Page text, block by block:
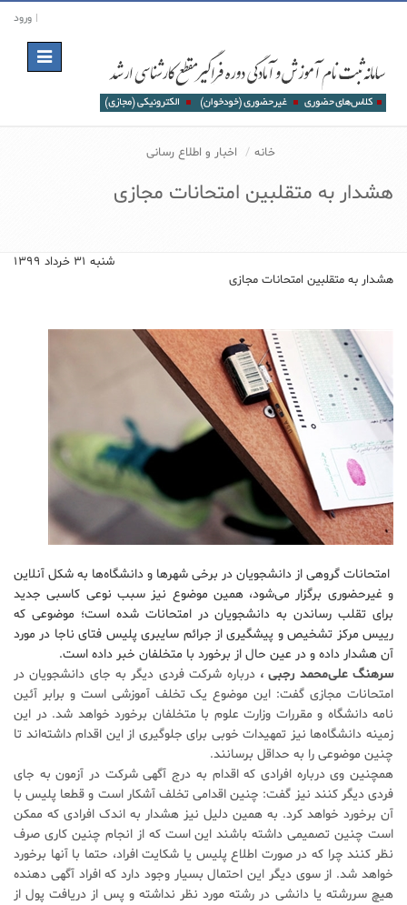
ورود
Toggle
navigation
خانه اخبار و اطلاع رسانی
هشدار به متقلبین امتحانات مجازی
شنبه ۳۱ خرداد ۱۳۹۹
هشدار به متقلبین امتحانات مجازی
امتحانات گروهی از دانشجویان در برخی شهرها و دانشگاه‌ها به شکل آنلاین
و غیرحضوری برگزار می‌شود، همین موضوع نیز سبب نوعی کاسبی جدید
برای تقلب رساندن به دانشجویان در امتحانات شده است؛ موضوعی که
رییس مرکز تشخیص و پیشگیری از جرائم سایبری پلیس فتای ناجا در مورد
آن هشدار داده و در عین حال از برخورد با متخلفان خبر داده است.
سرهنگ علی‌محمد رجبی ، درباره شرکت فردی دیگر به جای دانشجویان در
امتحانات مجازی گفت: این موضوع یک تخلف آموزشی است و برابر آئین
نامه دانشگاه و مقررات وزارت علوم با متخلفان برخورد خواهد شد. در این
زمینه دانشگاه‌ها نیز تمهیدات خوبی برای جلوگیری از این اقدام داشته‌اند تا
چنین موضوعی را به حداقل برسانند.
همچنین وی درباره افرادی که اقدام به درج آگهی شرکت در آزمون به جای
فردی دیگر کنند نیز گفت: چنین اقدامی تخلف آشکار است و قطعا پلیس با
آن برخورد خواهد کرد. به همین دلیل نیز هشدار به اندک افرادی که ممکن
است چنین تصمیمی داشته باشند این است که از انجام چنین کاری صرف
نظر کنند چرا که در صورت اطلاع پلیس یا شکایت افراد، حتما با آنها برخورد
خواهد شد. از سوی دیگر این احتمال بسیار وجود دارد که افراد آگهی دهنده
هیچ سررشته یا دانشی در رشته مورد نظر نداشته و پس از دریافت پول از